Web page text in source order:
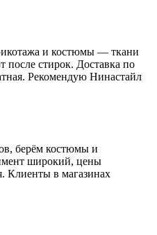
и костюмы — ткани
стирок. Доставка по
Рекомендую Нинастайл
берём костюмы и
широкий, цены
Клиенты в магазинах